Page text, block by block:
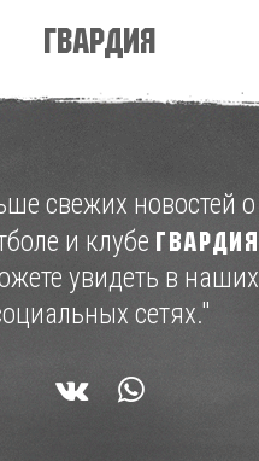
Гвардия
свежих новостей о
и клубе
ГВАРДИЯ
увидеть в наших
сетях."